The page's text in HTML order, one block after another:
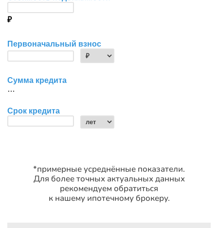
*примерные усреднённые показатели.
Для более точных актуальных данных
рекомендуем обратиться
к нашему ипотечному брокеру.